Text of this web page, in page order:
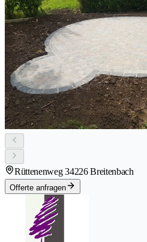
Rüttenenweg 34226 Breitenbach
Offerte anfragen